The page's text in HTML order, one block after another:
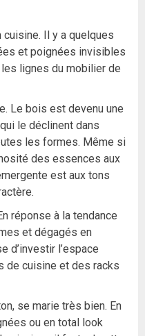
Il y a quelques
et poignées invisibles
lignes du mobilier de
Le bois est devenu une
le déclinent dans
les formes. Même si
des essences aux
est aux tons
réponse à la tendance
et dégagés en
d’investir l’espace
de cuisine et des racks
se marie très bien. En
ou en total look